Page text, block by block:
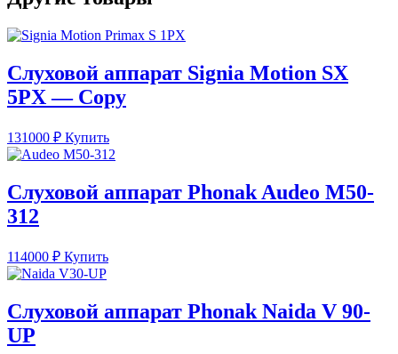
Слуховой аппарат Signia Motion SX
5PX — Copy
131000 ₽ Купить
Слуховой аппарат Phonak Audeo M50-
312
114000 ₽ Купить
Слуховой аппарат Phonak Naida V 90-
UP